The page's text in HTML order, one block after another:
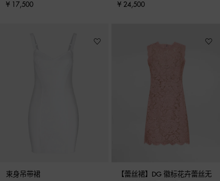
¥ 17,500 ¥ 24,500
束身吊带裙
【蕾丝裙】DG 徽标花卉蕾丝无